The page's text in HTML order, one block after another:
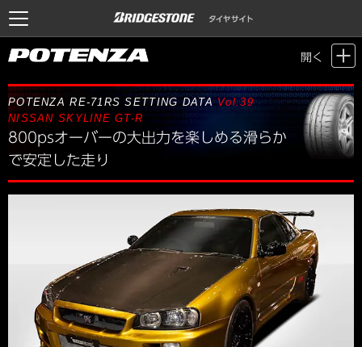
開く
Motor Sports / Time Attack > POTENZA SETTING DATA
> Vol.39 NISSAN
POTENZA RE-71RS SETTING DATAVol.39
NISSAN SKYLINE GT-R
800psオーバーの大出力を楽しめる滑らか
で安定した走り